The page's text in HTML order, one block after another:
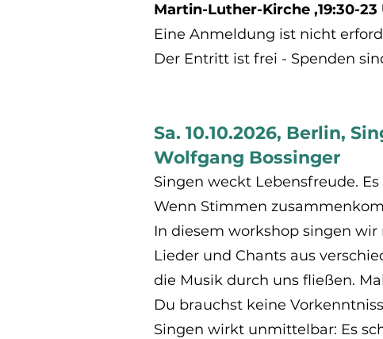
Martin-Luther-Kirche ,19:30-
Eine Anmeldung ist nicht
Der Entritt ist frei - Spenden
Sa. 10.10.2026, Berlin,
Wolfgang Bossinger
Singen weckt Lebensfreude.
Wenn Stimmen
In diesem workshop singen
Lieder und Chants aus
die Musik durch uns fließen.
Du brauchst keine
Singen wirkt unmittelbar: Es